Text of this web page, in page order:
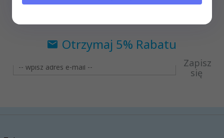
Otrzymaj 5% Rabatu
Zapisz
się